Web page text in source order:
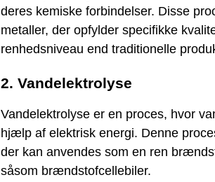
deres kemiske forbindelser. Disse
metaller, der opfylder specifikke
renhedsniveau end traditionelle
2. Vandelektrolyse
Vandelektrolyse er en proces, hvor
hjælp af elektrisk energi. Denne
der kan anvendes som en ren
såsom brændstofcellebiler.